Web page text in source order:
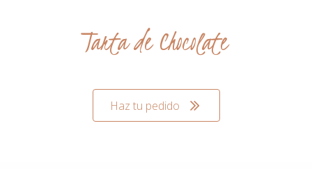
Tarta de Chocolate
Haz tu pedido